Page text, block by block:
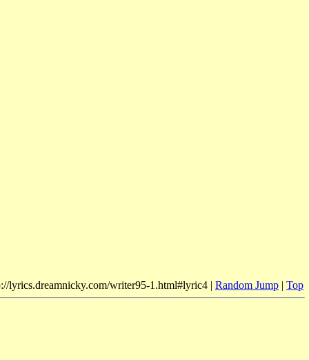
lyrics.dreamnicky.com/writer95-1.html#lyric4 | Random Jump | Top